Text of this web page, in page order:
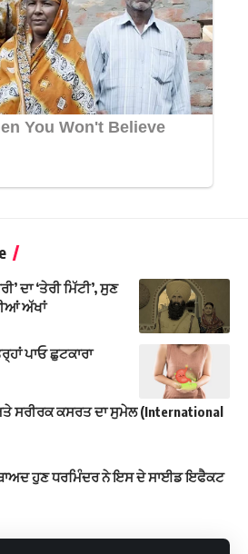
ਦਾ ‘ਤੇਰੀ ਮਿੱਟੀ’, ਸੁਣ
ਅੱਖਾਂ
ਪਾਓ ਛੁਟਕਾਰਾ
ਸਰੀਰਕ ਕਸਰਤ ਦਾ ਸੁਮੇਲ (International
ਹੁਣ ਧਰਮਿੰਦਰ ਨੇ ਇਸ ਦੇ ਸਾਈਡ ਇਫੈਕਟ